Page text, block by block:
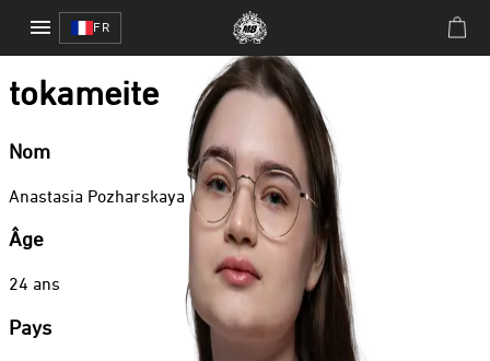
FR
Valorant Game Changers
tokameite
Valorant Game Changers
tokameite
Nom
Anastasia Pozharskaya
Âge
24 ans
Pays